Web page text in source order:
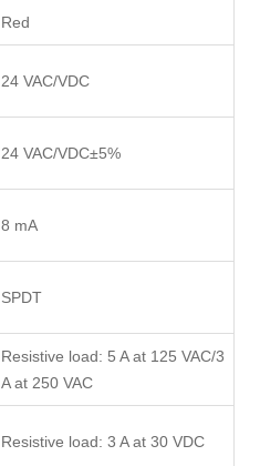
Red
24 VAC/VDC
24 VAC/VDC±5%
8 mA
SPDT
Resistive load: 5 A at 125 VAC/3
A at 250 VAC
Resistive load: 3 A at 30 VDC